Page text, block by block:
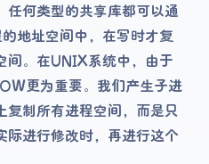
任何类型的共享库都可以通
地址空间中，在写时才复
间。在UNIX系统中，由于
更为重要。我们产生子进
复制所有进程空间，而是只
际进行修改时，再进行这个